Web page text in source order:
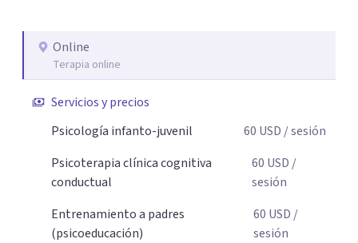
necesaria para superar sus retos y fortaleciendo la
comunicación entre ustedes. Acompaño a niños y
adolescentes que están lidiando con la ansiedad, la
timidez, la rebeldía o dificultades escolares, así como a
educar sin perder la paciencia ni el control. Si estás listo
para dar el primer paso hacia una convivencia familiar
más armoniosa, agenda tu sesión y empecemos a
Online
Terapia online
Servicios y precios
Psicología infanto-juvenil
60 USD / sesión
Psicoterapia clínica cognitiva
conductual
60 USD /
sesión
Entrenamiento a padres
(psicoeducación)
60 USD /
sesión